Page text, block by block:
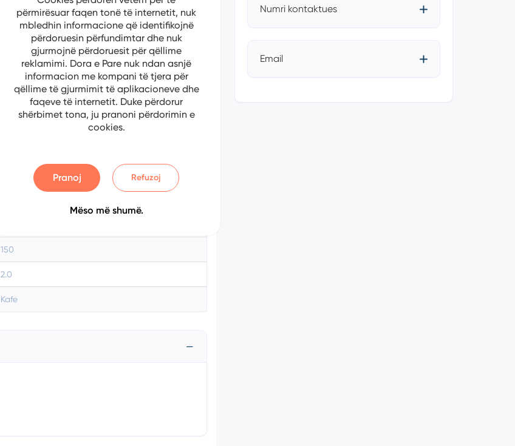
6/5/2024
150
2.0
Kafe
Numri kontaktues
Email
përmirësuar faqen tonë të internetit, nuk
mbledhin informacione që identifikojnë
përdoruesin përfundimtar dhe nuk
gjurmojnë përdoruesit për qëllime
reklamimi. Dora e Pare nuk ndan asnjë
informacion me kompani të tjera për
qëllime të gjurmimit të aplikacioneve dhe
faqeve të internetit. Duke përdorur
shërbimet tona, ju pranoni përdorimin e
cookies.
Pranoj Refuzoj
Mëso më shumë.